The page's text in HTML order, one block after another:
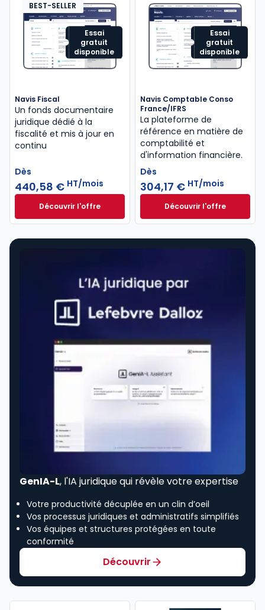
Essai
gratuit
disponible
BEST-SELLER
Navis Fiscal
Un fonds documentaire
juridique dédié à la
fiscalité et mis à jour en
continu
Dès
440,58 € HT/mois
Découvrir l'offreNavis Fiscal à partir de
Dès
Essai
gratuit
disponible
Navis Comptable Conso
France/IFRS
La plateforme de
référence en matière de
comptabilité et
d'information financière.
Dès
304,17 € HT/mois
Découvrir l'offreNavis Comptable
Dès
GenIA-L, l'IA juridique qui révèle votre expertise
Votre productivité décuplée en un clin d’oeil
Vos processus juridiques et administratifs simplifiés
Vos équipes et structures protégées en toute
conformité
Découvrir